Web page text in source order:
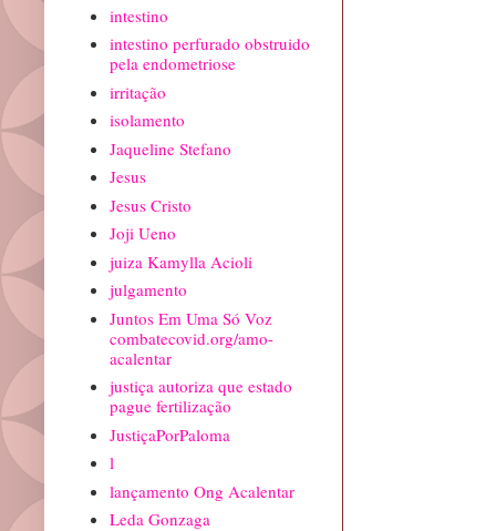
intestino
intestino perfurado obstruido
pela endometriose
irritação
isolamento
Jaqueline Stefano
Jesus
Jesus Cristo
Joji Ueno
juiza Kamylla Acioli
julgamento
Juntos Em Uma Só Voz
combatecovid.org/amo-
acalentar
justiça autoriza que estado
pague fertilização
JustiçaPorPaloma
l
lançamento Ong Acalentar
Leda Gonzaga